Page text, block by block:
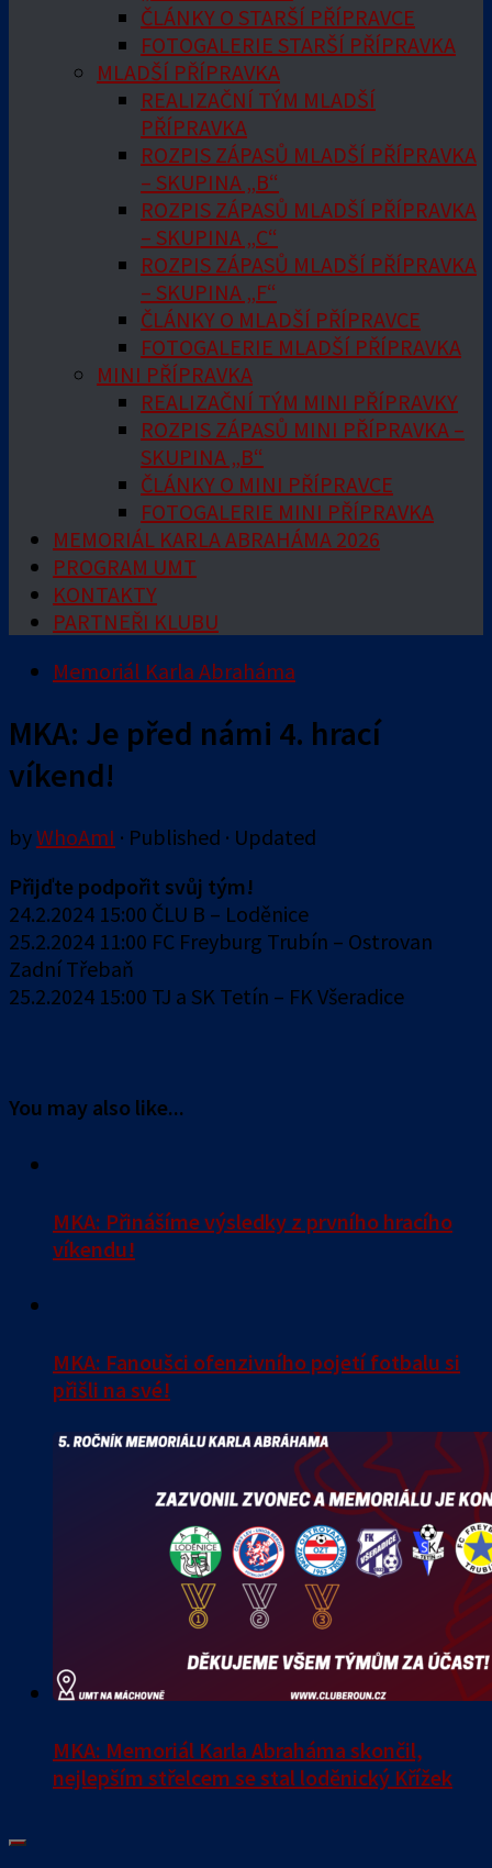
ČLÁNKY O STARŠÍ PŘÍPRAVCE
FOTOGALERIE STARŠÍ PŘÍPRAVKA
MLADŠÍ PŘÍPRAVKA
REALIZAČNÍ TÝM MLADŠÍ
PŘÍPRAVKA
ROZPIS ZÁPASŮ MLADŠÍ PŘÍPRAVKA
– SKUPINA „B“
ROZPIS ZÁPASŮ MLADŠÍ PŘÍPRAVKA
– SKUPINA „C“
ROZPIS ZÁPASŮ MLADŠÍ PŘÍPRAVKA
– SKUPINA „F“
ČLÁNKY O MLADŠÍ PŘÍPRAVCE
FOTOGALERIE MLADŠÍ PŘÍPRAVKA
MINI PŘÍPRAVKA
REALIZAČNÍ TÝM MINI PŘÍPRAVKY
ROZPIS ZÁPASŮ MINI PŘÍPRAVKA –
SKUPINA „B“
ČLÁNKY O MINI PŘÍPRAVCE
FOTOGALERIE MINI PŘÍPRAVKA
MEMORIÁL KARLA ABRAHÁMA 2026
PROGRAM UMT
KONTAKTY
PARTNEŘI KLUBU
Memoriál Karla Abraháma
MKA: Je před námi 4. hrací
víkend!
byWhoAmI · Published · Updated
Přijďte podpořit svůj tým!
24.2.2024 15:00 ČLU B – Loděnice
25.2.2024 11:00 FC Freyburg Trubín – Ostrovan
Zadní Třebaň
25.2.2024 15:00 TJ a SK Tetín – FK Všeradice
You may also like...
MKA: Přinášíme výsledky z prvního hracího
víkendu!
MKA: Fanoušci ofenzivního pojetí fotbalu si
přišli na své!
MKA: Memoriál Karla Abraháma skončil,
nejlepším střelcem se stal loděnický Křížek